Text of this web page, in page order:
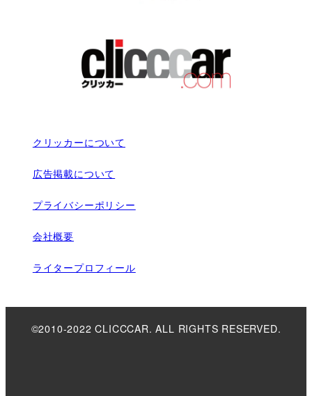
クリッカーについて
広告掲載について
プライバシーポリシー
会社概要
ライタープロフィール
©2010-2022 CLICCCAR. ALL RIGHTS RESERVED.